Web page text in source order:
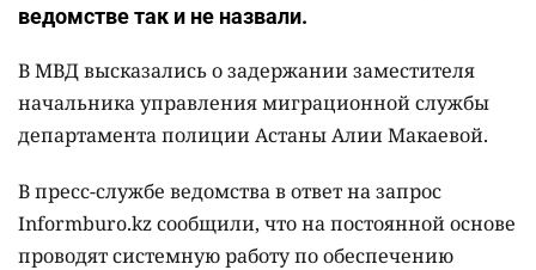
ведомстве так и не назвали.
В МВД высказались о задержании заместителя
начальника управления миграционной службы
департамента полиции Астаны Алии Макаевой.
В пресс-службе ведомства в ответ на запрос
Informburo.kz сообщили, что на постоянной основе
проводят системную работу по обеспечению